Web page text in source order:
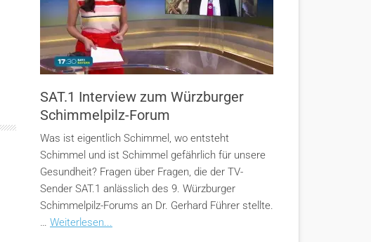
SAT.1 Interview zum Würzburger
Schimmelpilz-Forum
Was ist eigentlich Schimmel, wo entsteht
Schimmel und ist Schimmel gefährlich für unsere
Gesundheit? Fragen über Fragen, die der TV-
Sender SAT.1 anlässlich des 9. Würzburger
Schimmelpilz-Forums an Dr. Gerhard Führer stellte.
… Weiterlesen...